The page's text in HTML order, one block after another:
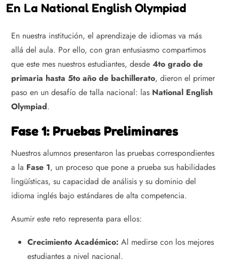
En La National English Olympiad
En nuestra institución, el aprendizaje de idiomas va más
allá del aula. Por ello, con gran entusiasmo compartimos
que este mes nuestros estudiantes, desde 4to grado de
primaria hasta 5to año de bachillerato, dieron el primer
paso en un desafío de talla nacional: las National English
Olympiad.
Fase 1: Pruebas Preliminares
Nuestros alumnos presentaron las pruebas correspondientes
a la Fase 1, un proceso que pone a prueba sus habilidades
lingüísticas, su capacidad de análisis y su dominio del
idioma inglés bajo estándares de alta competencia.
Asumir este reto representa para ellos:
Crecimiento Académico: Al medirse con los mejores
estudiantes a nivel nacional.